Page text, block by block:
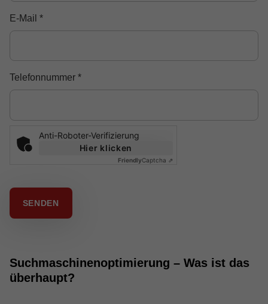
E-Mail *
Telefonnummer *
Anti-Roboter-Verifizierung
Hier klicken
FriendlyCaptcha ⇗
SENDEN
Suchmaschinenoptimierung – Was ist das
überhaupt?